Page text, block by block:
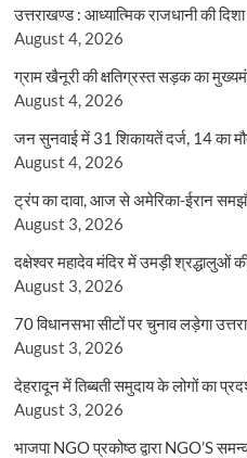
उत्तराखण्ड : आध्यात्मिक राजधानी की
August 4, 2026
ग्राम खैनूरी की क्षतिग्रस्त सड़क का
August 4, 2026
जन सुनवाई में 31 शिकायतें दर्ज, 14 का
August 4, 2026
ट्रंप का दावा, आज से अमेरिका-ईरान
August 3, 2026
दक्षेश्वर महादेव मंदिर में उमड़ी श्रद्धालुओं
August 3, 2026
70 विधानसभा सीटों पर चुनाव लड़ेगा
August 3, 2026
देहरादून में तिब्बती समुदाय के लोगों का
August 3, 2026
भाजपा NGO प्रकोष्ठ द्वारा NGO’S